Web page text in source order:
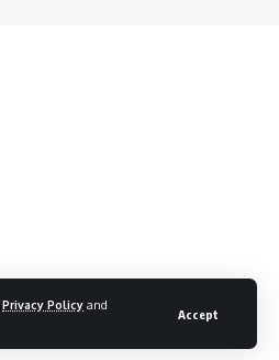
Privacy Policy and
Accept